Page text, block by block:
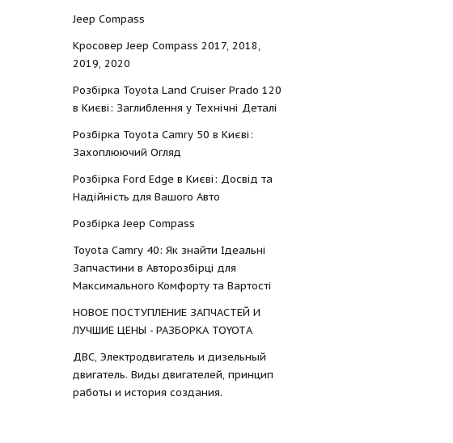
Jeep Compass
Кросовер Jeep Compass 2017, 2018,
2019, 2020
Розбірка Toyota Land Cruiser Prado 120
в Києві: Заглиблення у Технічні Деталі
Розбірка Toyota Camry 50 в Києві:
Захоплюючий Огляд
Розбірка Ford Edge в Києві: Досвід та
Надійність для Вашого Авто
Розбірка Jeep Compass
Toyota Camry 40: Як знайти Ідеальні
Запчастини в Авторозбірці для
Максимального Комфорту та Вартості
НОВОЕ ПОСТУПЛЕНИЕ ЗАПЧАСТЕЙ И
ЛУЧШИЕ ЦЕНЫ - РАЗБОРКА TOYOTА
ДВС, Электродвигатель и дизельный
двигатель. Виды двигателей, принцип
работы и история создания.